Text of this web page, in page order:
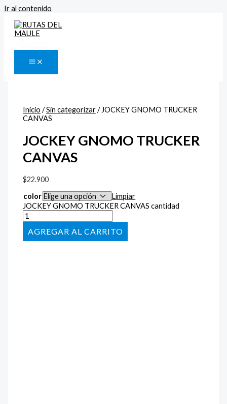
Ir al contenido
Inicio /Sin categorizar/ JOCKEY GNOMO TRUCKER
CANVAS
JOCKEY GNOMO TRUCKER
CANVAS
$22.900
color
Limpiar
JOCKEY GNOMO TRUCKER CANVAS cantidad
AÑADIR AL CARRITO